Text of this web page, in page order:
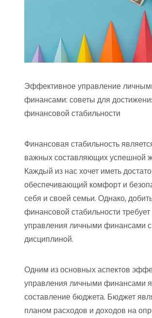
Эффективное управление
финансами: советы для
финансовой стабильности
Финансовая стабильность
важных составляющих успешной
Каждый из нас хочет иметь
обеспечивающий комфорт и
себя и своей семьи. Однако,
финансовой стабильности требует
управления личными финансами
дисциплиной.
Одним из основных аспектов
управления личными финансами
составление бюджета. Бюджет
планом расходов и доходов на